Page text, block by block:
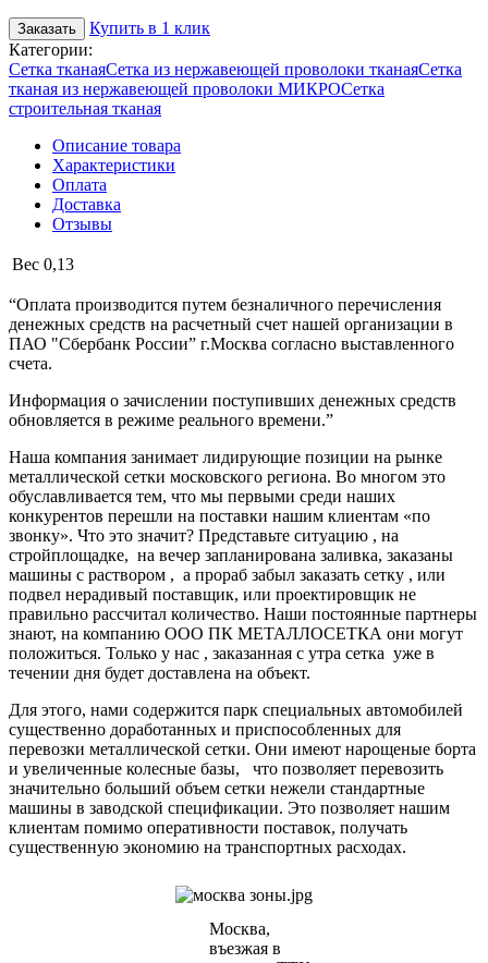
Заказать
Купить в 1 клик
Категории:
Сетка тканаяСетка из нержавеющей проволоки тканаяСетка
тканая из нержавеющей проволоки МИКРОСетка
строительная тканая
Описание товара
Характеристики
Оплата
Доставка
Отзывы
Вес 0,13
“Оплата производится путем безналичного перечисления
денежных средств на расчетный счет нашей организации в
ПАО "Сбербанк России” г.Москва согласно выставленного
счета.
Информация о зачислении поступивших денежных средств
обновляется в режиме реального времени.”
Наша компания занимает лидирующие позиции на рынке
металлической сетки московского региона. Во многом это
обуславливается тем, что мы первыми среди наших
конкурентов перешли на поставки нашим клиентам «по
звонку». Что это значит? Представьте ситуацию , на
стройплощадке, на вечер запланирована заливка, заказаны
машины с раствором , а прораб забыл заказать сетку , или
подвел нерадивый поставщик, или проектировщик не
правильно рассчитал количество. Наши постоянные партнеры
знают, на компанию ООО ПК МЕТАЛЛОСЕТКА они могут
положиться. Только у нас , заказанная с утра сетка уже в
течении дня будет доставлена на объект.
Для этого, нами содержится парк специальных автомобилей
существенно доработанных и приспособленных для
перевозки металлической сетки. Они имеют нарощеные борта
и увеличенные колесные базы, что позволяет перевозить
значительно больший объем сетки нежели стандартные
машины в заводской спецификации. Это позволяет нашим
клиентам помимо оперативности поставок, получать
существенную экономию на транспортных расходах.
Москва,
въезжая в